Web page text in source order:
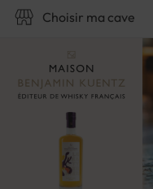
Choisir ma cave